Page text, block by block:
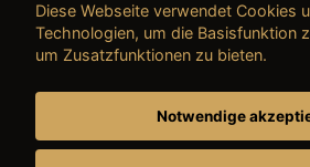
→ AGB (Gebrauchtwagen)
→ AGB (Teile & Zubehör)
Diese Webseite verwendet Cookies
Technologien, um die Basisfunktion
um Zusatzfunktionen zu bieten.
Notwendige